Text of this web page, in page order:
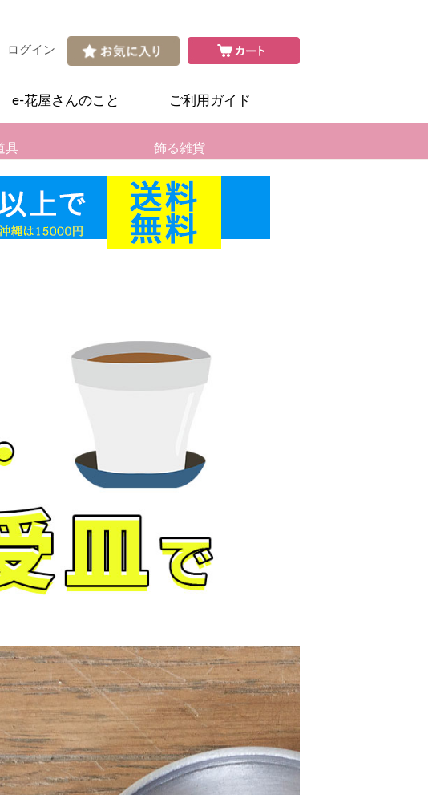
ログイン
e-花屋さんのこと ご利用ガイド
具 飾る雑貨